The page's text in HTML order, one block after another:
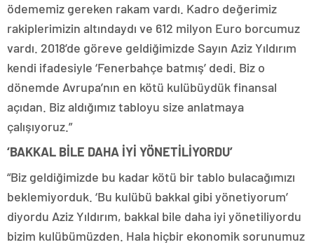
ödememiz gereken rakam vardı. Kadro değerimiz
rakiplerimizin altındaydı ve 612 milyon Euro borcumuz
vardı. 2018’de göreve geldiğimizde Sayın Aziz Yıldırım
kendi ifadesiyle ‘Fenerbahçe batmış’ dedi. Biz o
dönemde Avrupa’nın en kötü kulübüydük finansal
açıdan. Biz aldığımız tabloyu size anlatmaya
çalışıyoruz.”
‘BAKKAL BİLE DAHA İYİ YÖNETİLİYORDU’
“Biz geldiğimizde bu kadar kötü bir tablo bulacağımızı
beklemiyorduk. ‘Bu kulübü bakkal gibi yönetiyorum’
diyordu Aziz Yıldırım, bakkal bile daha iyi yönetiliyordu
bizim kulübümüzden. Hala hiçbir ekonomik sorunumuz